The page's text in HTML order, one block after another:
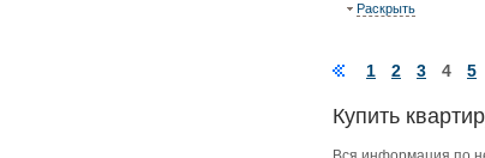
Раскрыть
1 2 3 4 5
Купить